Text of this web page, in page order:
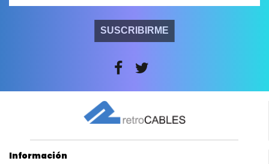
SUSCRIBIRME
Información